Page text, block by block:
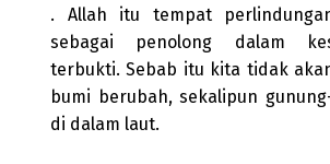
. Allah itu tempat
sebagai penolong dalam
terbukti. Sebab itu kita tidak
bumi berubah, sekalipun
di dalam laut.